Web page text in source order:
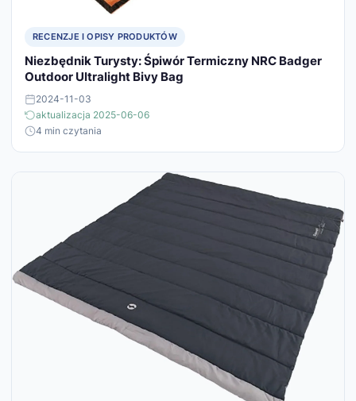
RECENZJE I OPISY PRODUKTÓW
Niezbędnik Turysty: Śpiwór Termiczny NRC Badger
Outdoor Ultralight Bivy Bag
2024-11-03
aktualizacja 2025-06-06
4 min czytania